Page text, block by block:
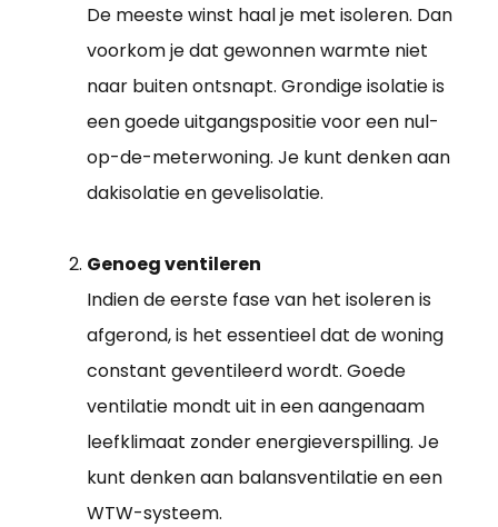
De meeste winst haal je met isoleren. Dan
voorkom je dat gewonnen warmte niet
naar buiten ontsnapt. Grondige isolatie is
een goede uitgangspositie voor een nul-
op-de-meterwoning. Je kunt denken aan
dakisolatie en gevelisolatie.
Genoeg ventileren
Indien de eerste fase van het isoleren is
afgerond, is het essentieel dat de woning
constant geventileerd wordt. Goede
ventilatie mondt uit in een aangenaam
leefklimaat zonder energieverspilling. Je
kunt denken aan balansventilatie en een
WTW-systeem.